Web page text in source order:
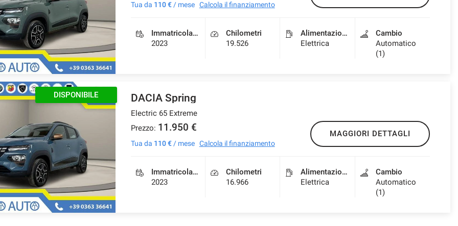
Tua da 110 €/ mese Calcola il finanziamento
Immatricolazione
2023
Chilometri
19.526
Alimentazione
Elettrica
Cambio
Automatico
(1)
DISPONIBILE DACIA Spring
Electric 65 Extreme
Prezzo: 11.950 €
Tua da 110 €/ mese Calcola il finanziamento
MAGGIORI DETTAGLI
Immatricolazione
2023
Chilometri
16.966
Alimentazione
Elettrica
Cambio
Automatico
(1)